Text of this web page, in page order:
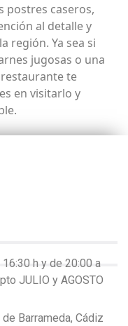
postres caseros,
al detalle y
región. Ya sea si
jugosas o una
te
en visitarlo y
h y de 20:00 a
JULIO y AGOSTO
Barrameda, Cádiz